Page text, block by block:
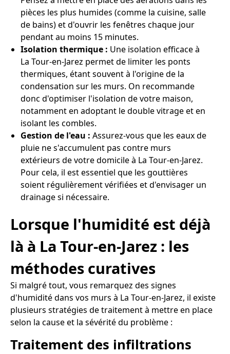
pièces les plus humides (comme la cuisine, salle
de bains) et d'ouvrir les fenêtres chaque jour
pendant au moins 15 minutes.
Isolation thermique : Une isolation efficace à
La Tour-en-Jarez permet de limiter les ponts
thermiques, étant souvent à l'origine de la
condensation sur les murs. On recommande
donc d'optimiser l'isolation de votre maison,
notamment en adoptant le double vitrage et en
isolant les combles.
Gestion de l'eau : Assurez-vous que les eaux de
pluie ne s'accumulent pas contre murs
extérieurs de votre domicile à La Tour-en-Jarez.
Pour cela, il est essentiel que les gouttières
soient régulièrement vérifiées et d'envisager un
drainage si nécessaire.
Lorsque l'humidité est déjà
là à La Tour-en-Jarez : les
méthodes curatives
Si malgré tout, vous remarquez des signes
d'humidité dans vos murs à La Tour-en-Jarez, il existe
plusieurs stratégies de traitement à mettre en place
selon la cause et la sévérité du problème :
Traitement des infiltrations